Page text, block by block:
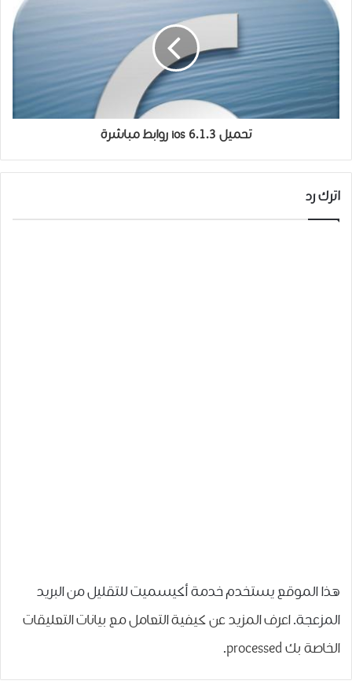
تحميل ios 6.1.3 روابط مباشرة
اترك رد
هذا الموقع يستخدم خدمة أكيسميت للتقليل من البريد
المزعجة.اعرف المزيد عن كيفية التعامل مع بيانات التعليقات
الخاصة بك processed
.